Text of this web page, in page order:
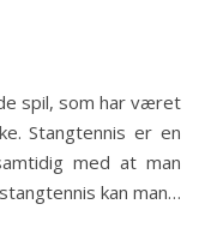
Stangtennis er en
med at man
kan man…